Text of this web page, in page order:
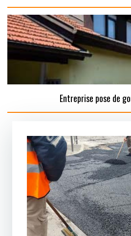
Entreprise pose de